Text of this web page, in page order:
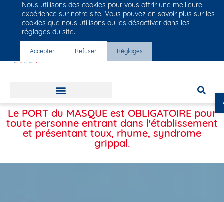
Groupe Vivalto Santé
Entre nous, la vie
Le PORT du MASQUE est OBLIGATOIRE pour
toute personne entrant dans l'établissement
et présentant toux, rhume, syndrome
grippal.
Nous utilisons des cookies pour vous offrir une meilleure
expérience sur notre site. Vous pouvez en savoir plus sur les
cookies que nous utilisons ou les désactiver dans les
réglages du site.
Accepter Refuser Réglages